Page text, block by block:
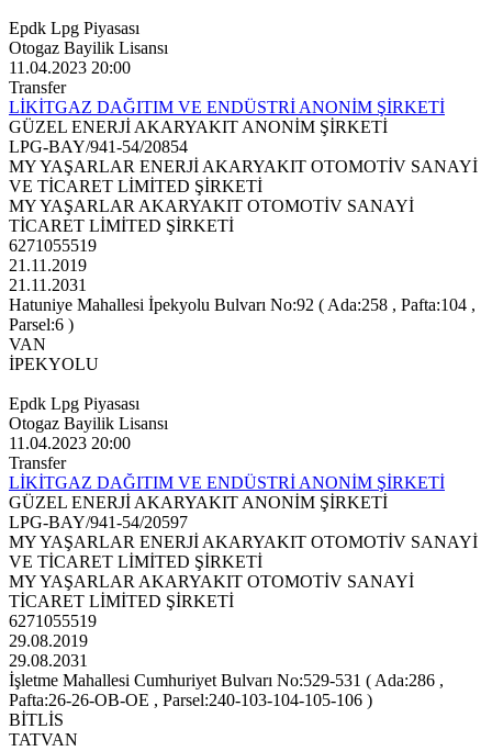
Epdk Lpg Piyasası
Otogaz Bayilik Lisansı
11.04.2023 20:00
Transfer
LİKİTGAZ DAĞITIM VE ENDÜSTRİ ANONİM ŞİRKETİ
GÜZEL ENERJİ AKARYAKIT ANONİM ŞİRKETİ
LPG-BAY/941-54/20854
MY YAŞARLAR ENERJİ AKARYAKIT OTOMOTİV SANAYİ
VE TİCARET LİMİTED ŞİRKETİ
MY YAŞARLAR AKARYAKIT OTOMOTİV SANAYİ
TİCARET LİMİTED ŞİRKETİ
6271055519
21.11.2019
21.11.2031
Hatuniye Mahallesi İpekyolu Bulvarı No:92 ( Ada:258 , Pafta:104 ,
Parsel:6 )
VAN
İPEKYOLU
Epdk Lpg Piyasası
Otogaz Bayilik Lisansı
11.04.2023 20:00
Transfer
LİKİTGAZ DAĞITIM VE ENDÜSTRİ ANONİM ŞİRKETİ
GÜZEL ENERJİ AKARYAKIT ANONİM ŞİRKETİ
LPG-BAY/941-54/20597
MY YAŞARLAR ENERJİ AKARYAKIT OTOMOTİV SANAYİ
VE TİCARET LİMİTED ŞİRKETİ
MY YAŞARLAR AKARYAKIT OTOMOTİV SANAYİ
TİCARET LİMİTED ŞİRKETİ
6271055519
29.08.2019
29.08.2031
İşletme Mahallesi Cumhuriyet Bulvarı No:529-531 ( Ada:286 ,
Pafta:26-26-OB-OE , Parsel:240-103-104-105-106 )
BİTLİS
TATVAN